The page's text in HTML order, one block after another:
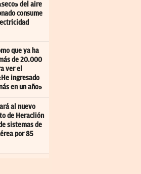
del aire
consume
que ya ha
de 20.000
ver el
ingresado
en un año»
al nuevo
de Heraclión
sistemas de
por 85